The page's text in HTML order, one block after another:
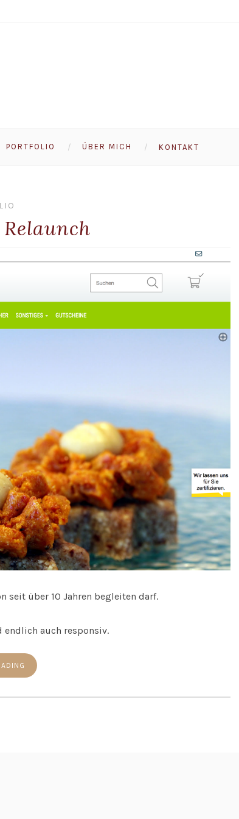
PORTFOLIO ÜBER MICH KONTAKT
seit über 10 Jahren begleiten darf.
endlich auch responsiv.